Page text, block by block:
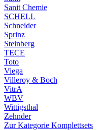
Sanit Chemie
SCHELL
Schneider
Sprinz
Steinberg
TECE
Toto
Viega
Villeroy & Boch
VitrA
WBV
Wittigsthal
Zehnder
Zur Kategorie Komplettsets